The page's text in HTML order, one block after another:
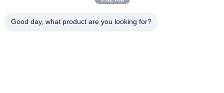
Abonneer u op onze nieuwsbrief voor kortingen en meer.
Good day, what product are you looking for?